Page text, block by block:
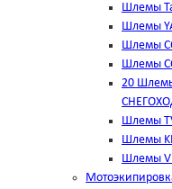
Шлемы
Шлемы
Шлемы
Шлемы
20 Шлемы
Шлемы
Шлемы
Шлемы